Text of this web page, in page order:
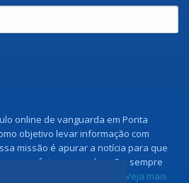
online de vanguarda em Ponta
objetivo levar informação com
missão é apurar a notícia para que
aos fatos como eles são, sempre
Veja mais